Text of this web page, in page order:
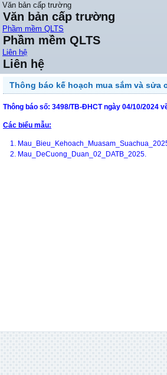
Văn bản cấp trường
Văn bản cấp trường
Phầm mềm QLTS
Phầm mềm QLTS
Liên hệ
Liên hệ
Thông báo kế hoạch mua sắm và sửa
Thông báo số: 3498/TB-ĐHCT ngày 04/10/2024
Các biểu mẫu:
1.
2. Mau_DeCuong_Duan_02_DATB_2025.